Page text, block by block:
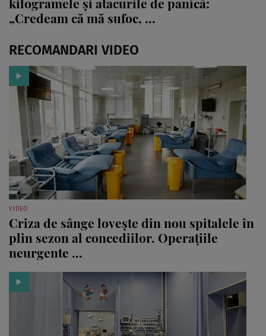
„Credeam că mă sufoc, ...
RECOMANDARI VIDEO
VIDEO
Criza de sânge lovește din nou spitalele în
plin sezon al concediilor. Operațiile
neurgente ...